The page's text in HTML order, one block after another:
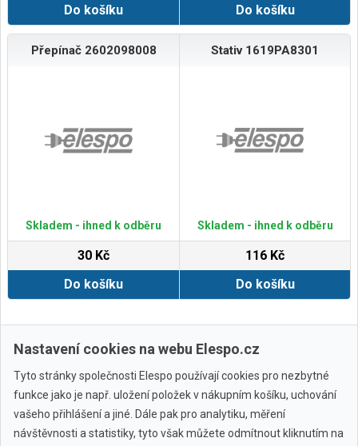
Do košíku
Do košíku
Přepínač 2602098008
Skladem - ihned k odběru
30 Kč
Do košíku
Stativ 1619PA8301
Skladem - ihned k odběru
116 Kč
Do košíku
Zobrazit další
Nastavení cookies na webu Elespo.cz
Tyto stránky společnosti Elespo používají cookies pro nezbytné
funkce jako je např. uložení položek v nákupním košíku, uchování
vašeho přihlášení a jiné. Dále pak pro analytiku, měření
návštěvnosti a statistiky, tyto však můžete odmítnout kliknutím na